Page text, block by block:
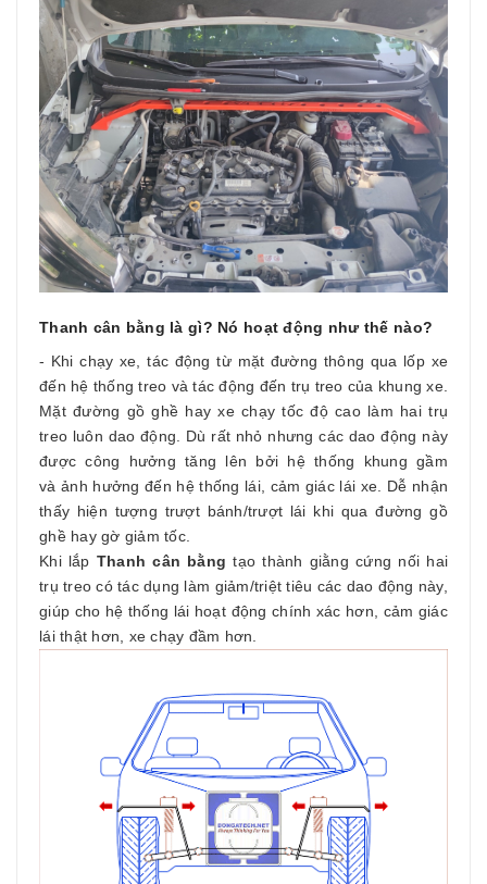
Thanh cân bằng là gì? Nó hoạt động như thế nào?
- Khi chạy xe, tác động từ mặt đường thông qua lốp xe
đến hệ thống treo và tác động đến trụ treo của khung xe.
Mặt đường gồ ghề hay xe chạy tốc độ cao làm hai trụ
treo luôn dao động. Dù rất nhỏ nhưng các dao động này
được công hưởng tăng lên bởi hệ thống khung gầm
và ảnh hưởng đến hệ thống lái, cảm giác lái xe. Dễ nhận
thấy hiện tượng trượt bánh/trượt lái khi qua đường gồ
ghề hay gờ giảm tốc.
Khi lắp Thanh cân bằng tạo thành giằng cứng nối hai
trụ treo có tác dụng làm giảm/triệt tiêu các dao động này,
giúp cho hệ thống lái hoạt động chính xác hơn, cảm giác
lái thật hơn, xe chạy đầm hơn.